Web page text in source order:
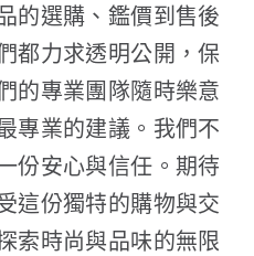
的選購、鑑價到售後
都力求透明公開，保
的專業團隊隨時樂意
專業的建議。我們不
份安心與信任。期待
這份獨特的購物與交
索時尚與品味的無限